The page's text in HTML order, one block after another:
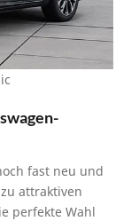
fast neu und
attraktiven
perfekte Wahl